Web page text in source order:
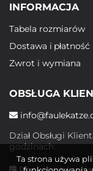
INFORMACJA
Tabela rozmiarów
Dostawa i płatność
Zwrot i wymiana
OBSŁUGA
Dział Obsługi
godzinach:
Ta strona używa